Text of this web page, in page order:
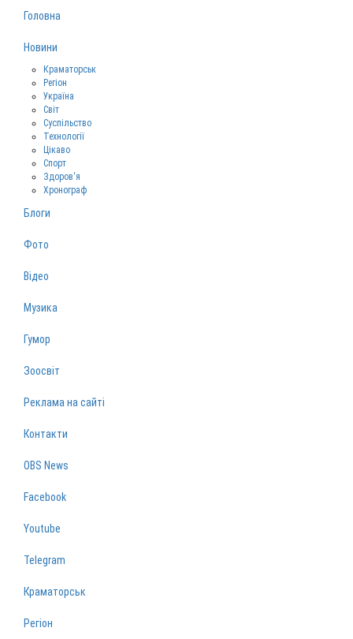
Головна
Новини
Краматорськ
Регіон
Україна
Світ
Суспільство
Технології
Цікаво
Спорт
Здоров‘я
Хронограф
Блоги
Фото
Відео
Музика
Гумор
Зоосвіт
Реклама на сайті
Контакти
OBS News
Facebook
Youtube
Telegram
Краматорськ
Регіон